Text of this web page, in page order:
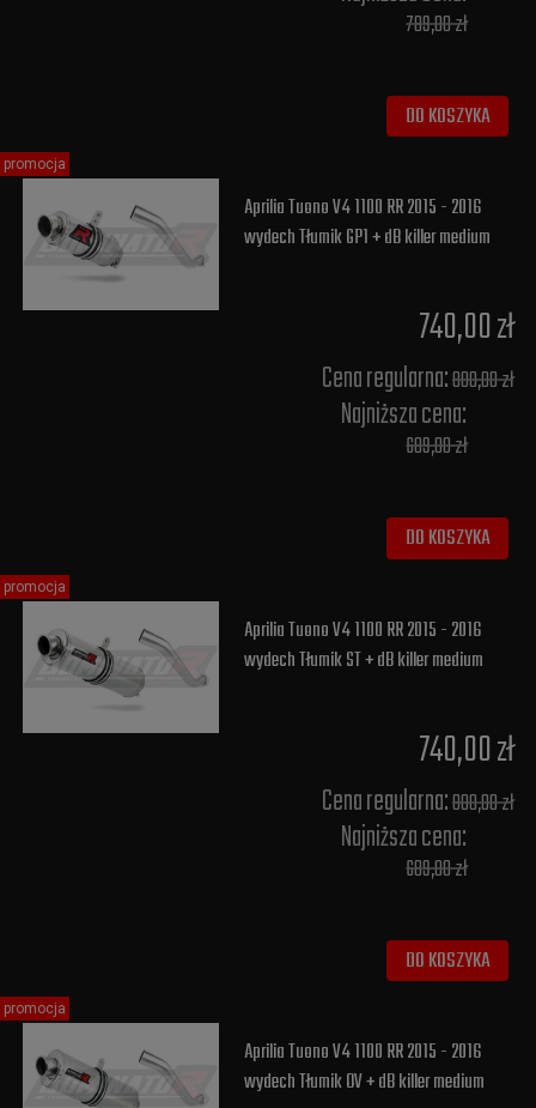
789,00 zł
DO KOSZYKA
Aprilia Tuono V4 1100 RR 2015 - 2016
wydech Tłumik GP1 + dB killer medium
740,00 zł
Cena regularna:800,00 zł
Najniższa cena:
689,00 zł
DO KOSZYKA
promocja
Aprilia Tuono V4 1100 RR 2015 - 2016
wydech Tłumik ST + dB killer medium
740,00 zł
Cena regularna:800,00 zł
Najniższa cena:
689,00 zł
DO KOSZYKA
promocja
Aprilia Tuono V4 1100 RR 2015 - 2016
wydech Tłumik OV + dB killer medium
promocja